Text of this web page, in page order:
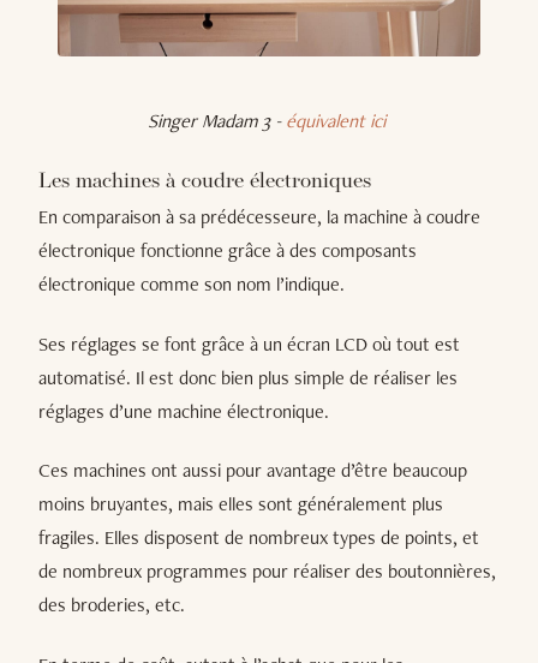
Singer Madam 3 -équivalent ici
Les machines à coudre électroniques
En comparaison à sa prédécesseure, la machine à coudre
électronique fonctionne grâce à des composants
électronique comme son nom l’indique.
Ses réglages se font grâce à un écran LCD où tout est
automatisé. Il est donc bien plus simple de réaliser les
réglages d’une machine électronique.
Ces machines ont aussi pour avantage d’être beaucoup
moins bruyantes, mais elles sont généralement plus
fragiles. Elles disposent de nombreux types de points, et
de nombreux programmes pour réaliser des boutonnières,
des broderies, etc.